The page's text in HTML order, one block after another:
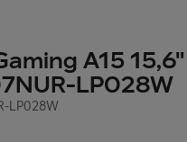
A15 15,6"
LP028W
LP028W